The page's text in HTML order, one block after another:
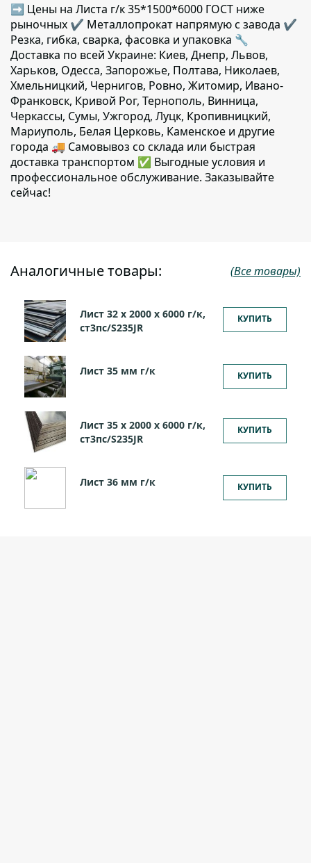
➡ Цены на Листа г/к 35*1500*6000 ГОСТ ниже
рыночных ✔️ Металлопрокат напрямую с завода ✔️
Резка, гибка, сварка, фасовка и упаковка 🔧
Доставка по всей Украине: Киев, Днепр, Львов,
Харьков, Одесса, Запорожье, Полтава, Николаев,
Хмельницкий, Чернигов, Ровно, Житомир, Ивано-
Франковск, Кривой Рог, Тернополь, Винница,
Черкассы, Сумы, Ужгород, Луцк, Кропивницкий,
Мариуполь, Белая Церковь, Каменское и другие
города 🚚 Самовывоз со склада или быстрая
доставка транспортом ✅ Выгодные условия и
профессиональное обслуживание. Заказывайте
сейчас!
Аналогичные товары: (Все товары)
Лист 32 х 2000 х 6000 г/к,
ст3пс/S235JR
КУПИТЬ
Лист 35 мм г/к КУПИТЬ
Лист 35 х 2000 х 6000 г/к,
ст3пс/S235JR
КУПИТЬ
Лист 36 мм г/к КУПИТЬ